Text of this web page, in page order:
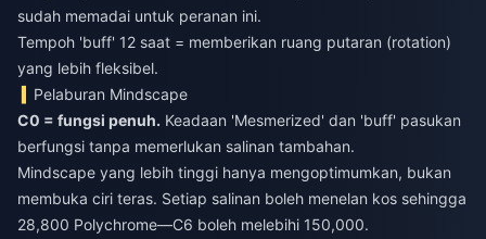
sudah memadai untuk peranan ini.
Tempoh 'buff' 12 saat = memberikan ruang putaran (rotation)
yang lebih fleksibel.
Pelaburan Mindscape
C0 = fungsi penuh. Keadaan 'Mesmerized' dan 'buff' pasukan
berfungsi tanpa memerlukan salinan tambahan.
Mindscape yang lebih tinggi hanya mengoptimumkan, bukan
membuka ciri teras. Setiap salinan boleh menelan kos sehingga
28,800 Polychrome—C6 boleh melebihi 150,000.